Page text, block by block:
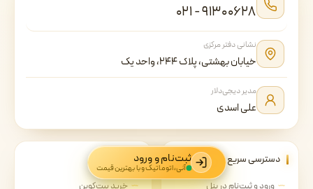
۰۲۱ - ۹۱۳۰۰۶۲۸
نشانی دفتر مرکزی
خیابان بهشتی، پلاک ۲۴۴، واحد یک
مدیر دیجی‌دلار
علی اسدی
دسترسی سریع
ورود و ثبت‌نام در پنل خرید بیت‌کوین
ثبت‌نام و ورود
آنی، اتوماتیک و با بهترین قیمت